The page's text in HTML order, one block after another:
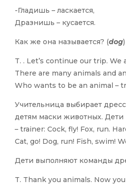
-Гладишь – ласкается,
Дразнишь – кусается.
Как же она называется? (dog)
T. . Let’s continue our trip.
There are many animals and
Who wants to be an animal –
Учительница выбирает
детям маски животных. Дети
– trainer: Cock, fly! Fox, run.
Cat, go! Dog, run! Fish, swim!
Дети выполняют команды
T. Thank you animals. Now